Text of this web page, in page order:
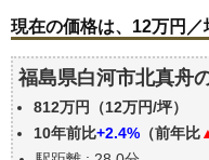
価格を詳細に分析し
福島県白河市北真
公示地価はいくら
エリアの将来性を人
現在の価格は、12万円／
福島県白河市北真舟
812万円（12万円/坪）
10年前比+2.4% （前年比